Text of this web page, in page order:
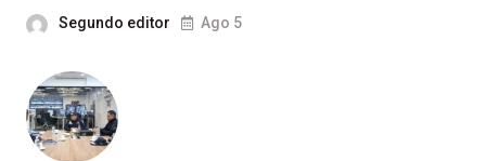
Segundo editor Ago 5